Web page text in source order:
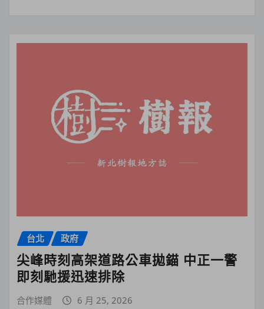
台北 政府
尖峰時刻高架道路公車拋錨 中正一警
即刻馳援迅速排除
合作媒體 6 月 25, 2026